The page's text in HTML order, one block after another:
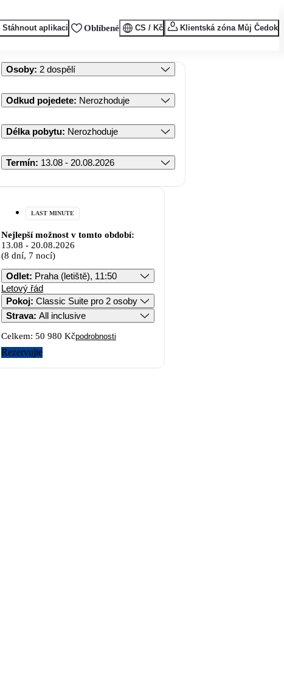
Stáhnout aplikaci Oblíbené CS / Kč Klientská zóna Můj Čedok
Osoby: 2 dospělí
Odkud pojedete: Nerozhoduje
Délka pobytu: Nerozhoduje
Termín: 13.08 - 20.08.2026
LAST MINUTE
Nejlepší možnost v tomto období:
13.08 - 20.08.2026
(8 dní, 7 nocí)
Odlet: Praha (letiště), 11:50
Letový řád
Pokoj: Classic Suite pro 2 osoby
Strava: All inclusive
Celkem: 50 980 Kčpodrobnosti
Rezervujte